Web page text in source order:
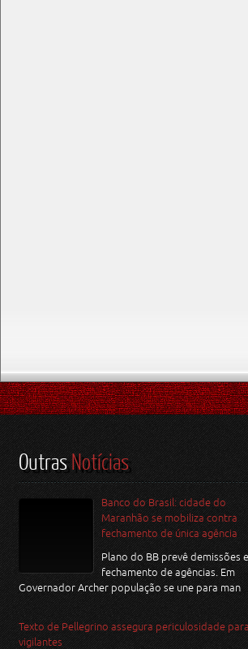
OutrasNotícias
Banco do Brasil: cidade do
Maranhão se mobiliza contra
fechamento de única agência
Plano do BB prevê demissões e
fechamento de agências. Em
Governador Archer população se une para man
Texto de Pellegrino assegura periculosidade para
vigilantes